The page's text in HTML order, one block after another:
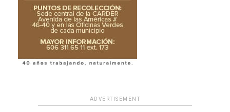
ADVERTISEMENT